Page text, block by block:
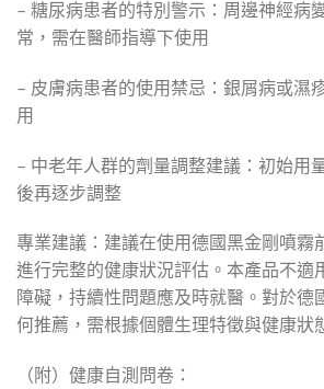
– 糖尿病患者的特別警示：周邊神經病
常，需在醫師指導下使用
– 皮膚病患者的使用禁忌：銀屑病或濕
用
– 中老年人群的劑量調整建議：初始用
後再逐步調整
專業建議：建議在使用德國黑金剛噴霧
進行完整的健康狀況評估。本產品不適
障礙，持續性問題應及時就醫。對於德
何推薦，需根據個體生理特徵與健康狀
（附）健康自測問卷：